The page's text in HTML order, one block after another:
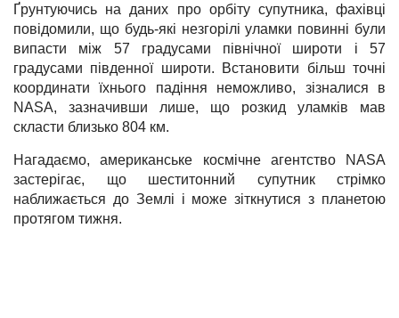
Ґрунтуючись на даних про орбіту супутника, фахівці
повідомили, що будь-які незгорілі уламки повинні були
випасти між 57 градусами північної широти і 57
градусами південної широти. Встановити більш точні
координати їхнього падіння неможливо, зізналися в
NASA, зазначивши лише, що розкид уламків мав
скласти близько 804 км.
Нагадаємо, американське космічне агентство NASA
застерігає, що шеститонний супутник стрімко
наближається до Землі і може зіткнутися з планетою
протягом тижня.